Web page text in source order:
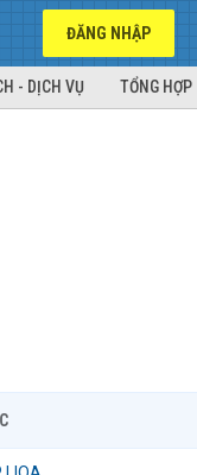
ĐĂNG NHẬP
- DỊCH VỤ TỔNG HỢP